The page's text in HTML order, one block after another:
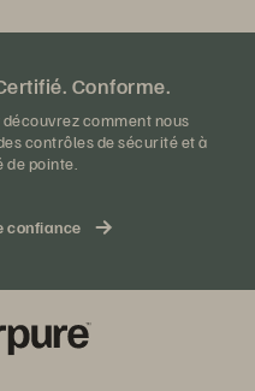
Conforme.
comment nous
contrôles de sécurité et à
pointe.
confiance